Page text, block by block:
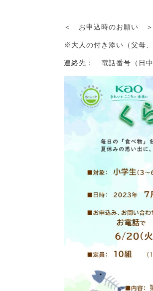
＜ お申込時のお願い ＞
※大人の付き添い（父母
連絡先： 電話番号（日中